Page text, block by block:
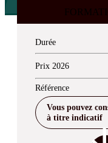
Durée
Prix 2026
Référence
Vous pouvez
à titre indicatif